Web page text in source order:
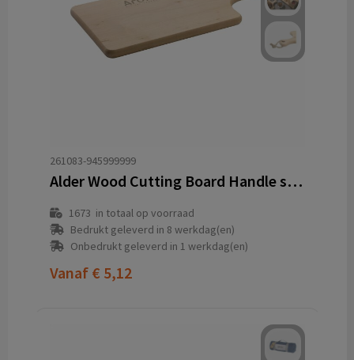
261083-945999999
Alder Wood Cutting Board Handle snijplank
1673 in totaal op voorraad
Bedrukt geleverd in 8 werkdag(en)
Onbedrukt geleverd in 1 werkdag(en)
Vanaf € 5,12